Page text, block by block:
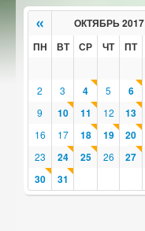
« ОКТЯБРЬ 2017
ПН ВТ СР ЧТ ПТ
2
3 4 5 6
9
10 11 12 13
16
17 18 19 20
23 24 25 26 27
30 31